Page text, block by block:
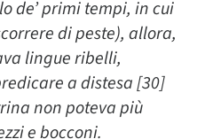
de’ primi tempi, in cui
di peste), allora,
lingue ribelli,
a distesa [30]
non poteva più
e bocconi.